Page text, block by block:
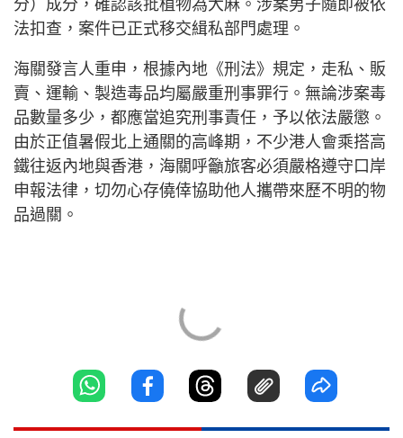
分）成分，確認該批植物為大麻。涉案男子隨即被依
法扣查，案件已正式移交緝私部門處理。
海關發言人重申，根據內地《刑法》規定，走私、販
賣、運輸、製造毒品均屬嚴重刑事罪行。無論涉案毒
品數量多少，都應當追究刑事責任，予以依法嚴懲。
由於正值暑假北上通關的高峰期，不少港人會乘搭高
鐵往返內地與香港，海關呼籲旅客必須嚴格遵守口岸
申報法律，切勿心存僥倖協助他人攜帶來歷不明的物
品過關。